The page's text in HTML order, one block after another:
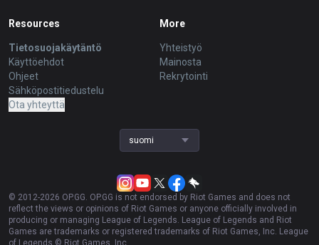
Resources
Tietosuojakäytäntö
Käyttöehdot
Ohjeet
Sähköpostitiedustelu
Ota yhteyttä
More
Yhteistyö
Mainosta
Rekrytointi
suomi
© 2012-2026 OP.GG. OP.GG is not endorsed by Riot Games and does not
reflect the views or opinions of Riot Games or anyone officially involved in
producing or managing League of Legends. League of Legends and Riot
Games are trademarks or registered trademarks of Riot Games, Inc. League
of Legends © Riot Games, Inc.